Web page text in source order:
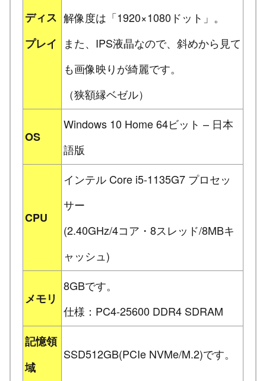
ディス
プレイ
解像度は「1920×1080ドット」。
また、IPS液晶なので、斜めから見て
も画像映りが綺麗です。
（狭額縁ベゼル）
OS
Windows 10 Home 64ビット – 日本
語版
CPU
インテル Core i5-1135G7 プロセッ
サー
(2.40GHz/4コア・8スレッド/8MBキ
ャッシュ)
メモリ
8GBです。
仕様：PC4-25600 DDR4 SDRAM
記憶領
域
SSD512GB(PCIe NVMe/M.2)です。